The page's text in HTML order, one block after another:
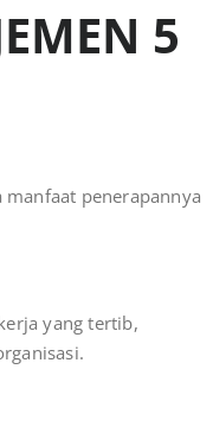
5
manfaat penerapannya
yang tertib,